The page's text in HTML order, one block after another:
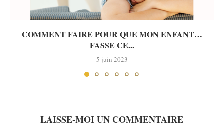
COMMENT FAIRE POUR QUE MON ENFANT…
FASSE CE...
5 juin 2023
LAISSE-MOI UN COMMENTAIRE